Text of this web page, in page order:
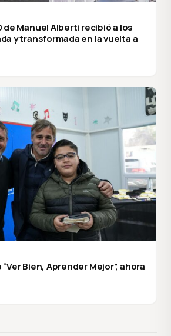
de Manuel Alberti recibió a los
y transformada en la vuelta a
Bien, Aprender Mejor”, ahora